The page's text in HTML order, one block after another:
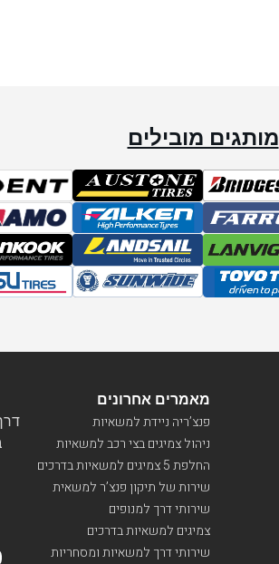
מותגים מובילים
דרך
מאמרים אחרונים
פנצ’ריה ניידת למשאיות
ניהול צמיגים בצי רכב למשאיות
החלפת 5 צמיגים למשאיות בדרכים
שירות של תיקון פנצ’ר למשאית
שירותי דרך למנופים
צמיגים למשאיות בדרכים
שירותי דרך למשאיות ומסחריות